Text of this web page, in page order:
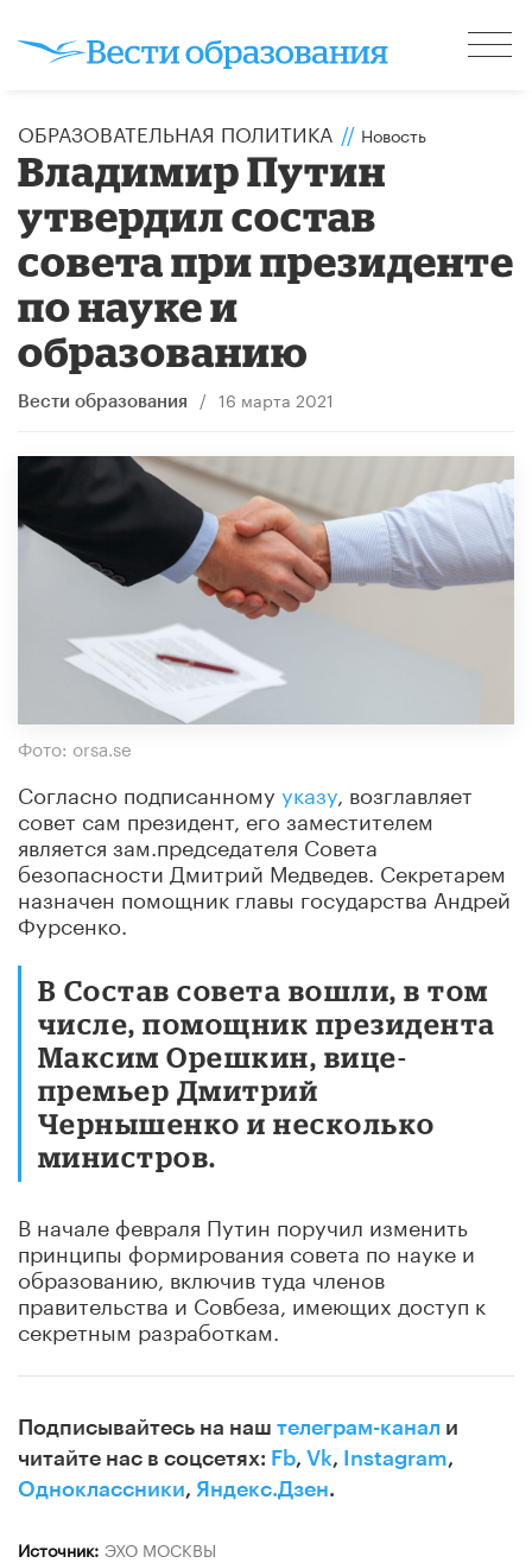
ОБРАЗОВАТЕЛЬНАЯ ПОЛИТИКА // Новость
Владимир Путин
утвердил состав
совета при президенте
по науке и
образованию
Вести образования / 16 марта 2021
Фото: orsa.se
Согласно подписанному указу , возглавляет
совет сам президент, его заместителем
является зам.председателя Совета
безопасности Дмитрий Медведев. Секретарем
назначен помощник главы государства Андрей
Фурсенко.
В Состав совета вошли, в том
числе, помощник президента
Максим Орешкин, вице-
премьер Дмитрий
Чернышенко и несколько
министров.
В начале февраля Путин поручил изменить
принципы формирования совета по науке и
образованию, включив туда членов
правительства и Совбеза, имеющих доступ к
секретным разработкам.
Подписывайтесь на наш телеграм-канал и
читайте нас в соцсетях: Fb, Vk, Instagram,
Одноклассники, Яндекс.Дзен.
Источник: ЭХО МОСКВЫ